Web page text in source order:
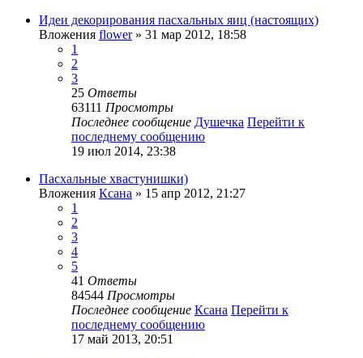
Идеи декорирования пасхальных яиц (настоящих)
Вложения flower» 31 мар 2012, 18:58
1
2
3
25 Ответы
63111 Просмотры
Последнее сообщение Душечка Перейти к
последнему сообщению
19 июл 2014, 23:38
Пасхальные хвастунишки)
Вложения Ксана » 15 апр 2012, 21:27
1
2
3
4
5
41 Ответы
84544 Просмотры
Последнее сообщение Ксана Перейти к
последнему сообщению
17 май 2013, 20:51